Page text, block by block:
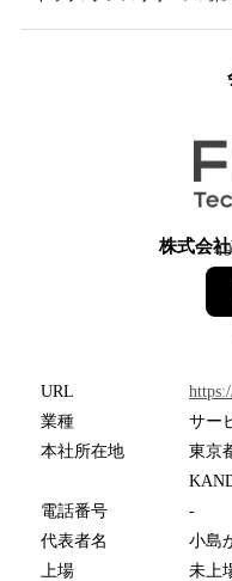
株式会49
URL
業種
サー
本社所在地
東京
電話番号
-
代表者名
小島
上場
未上